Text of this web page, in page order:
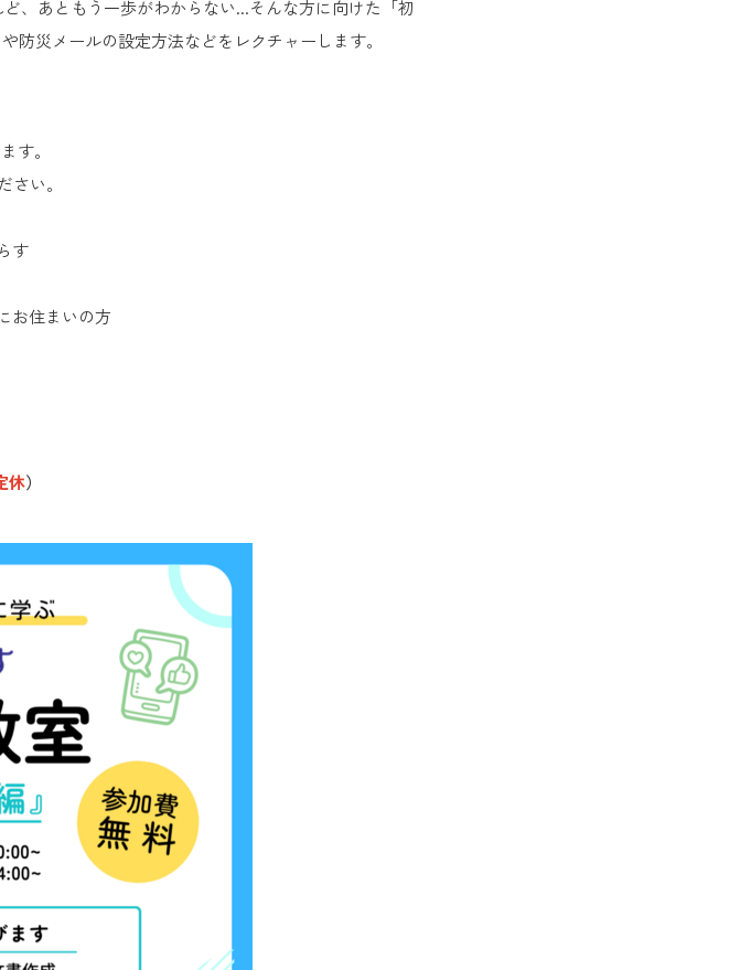
、あともう一歩がわからない...そんな方に向けた「初
防災メールの設定方法などをレクチャーします。
。
い。
す
お住まいの方
休）